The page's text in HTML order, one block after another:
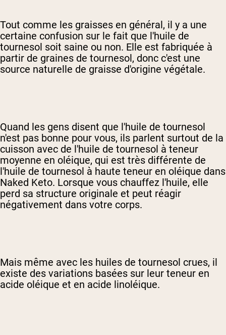
Tout comme les graisses en général, il y a une
certaine confusion sur le fait que l'huile de
tournesol soit saine ou non. Elle est fabriquée à
partir de graines de tournesol, donc c'est une
source naturelle de graisse d'origine végétale.
Quand les gens disent que l'huile de tournesol
n'est pas bonne pour vous, ils parlent surtout de la
cuisson avec de l'huile de tournesol à teneur
moyenne en oléique, qui est très différente de
l'huile de tournesol à haute teneur en oléique dans
Naked Keto. Lorsque vous chauffez l'huile, elle
perd sa structure originale et peut réagir
négativement dans votre corps.
Mais même avec les huiles de tournesol crues, il
existe des variations basées sur leur teneur en
acide oléique et en acide linoléique.